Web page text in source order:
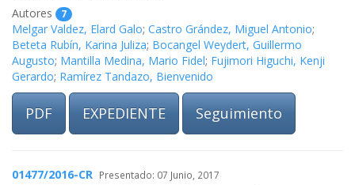
Autores 7
Melgar Valdez, Elard Galo; Castro Grández, Miguel Antonio;
Beteta Rubín, Karina Juliza; Bocangel Weydert, Guillermo
Augusto; Mantilla Medina, Mario Fidel; Fujimori Higuchi, Kenji
Gerardo; Ramírez Tandazo, Bienvenido
PDF EXPEDIENTE Seguimiento
01477/2016-CR Presentado: 07 Junio, 2017